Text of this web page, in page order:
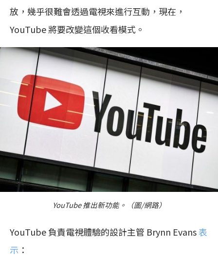
放，幾乎很難會透過電視來進行互動，現在，
YouTube 將要改變這個收看模式。
YouTube 推出新功能。（圖/網路）
YouTube 負責電視體驗的設計主管 Brynn Evans表
示 ：